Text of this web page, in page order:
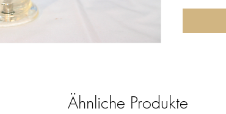
Ähnliche Produkte